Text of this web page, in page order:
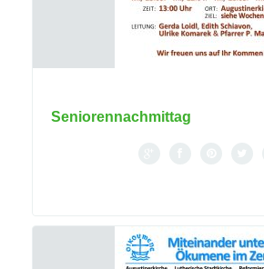
Seniorennachmittag